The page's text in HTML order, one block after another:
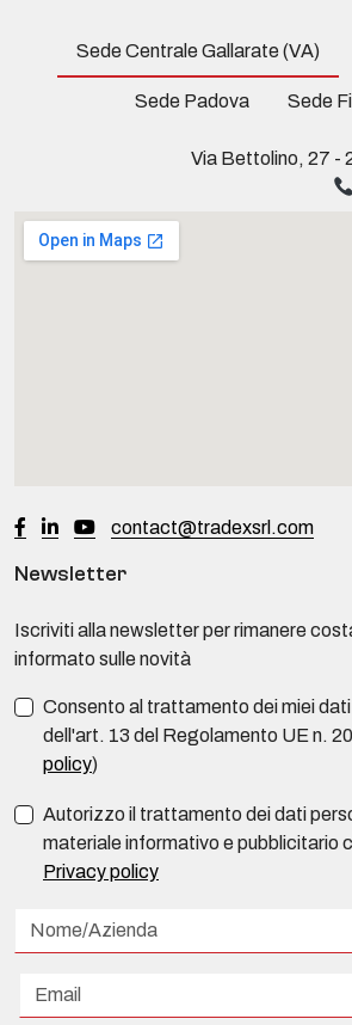
Sede Centrale Gallarate (VA)
Sede Padova Sede
Via Bettolino, 27 -
contact@tradexsrl.com
Newsletter
Iscriviti alla newsletter per rimanere
informato sulle novità
Consento al trattamento dei miei dati
dell'art. 13 del Regolamento UE n.
policy)
Autorizzo il trattamento dei dati
materiale informativo e pubblicitario
Privacy policy